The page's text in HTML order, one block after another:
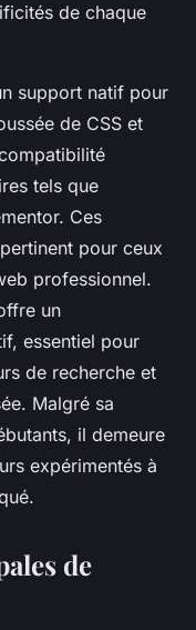
de chaque
support natif pour
de CSS et
tels que
Ces
pour ceux
professionnel.
un
essentiel pour
de recherche et
Malgré sa
il demeure
expérimentés à
de